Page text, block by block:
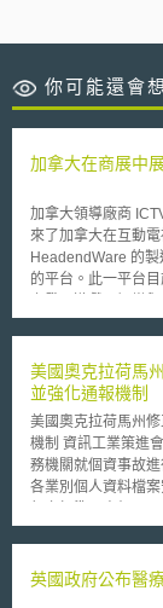
你可能還會
加拿大在商展中
加拿大領導廠商
來了加拿大在互動
HeadendWare 的
的平台。此一平台
表示，加拿大確實
內廠商對於新科技
拿大進行更深入的
美國奧克拉荷馬
並強化通報機制
美國奧克拉荷馬州
機制 資訊工業策進會科技法律研究所 2025年07月22日 現行我國關於非公
務機關就個資事故
各業別個人資料檔
馬州修正關於個人
20日通過第626號法
英國政府公布醫